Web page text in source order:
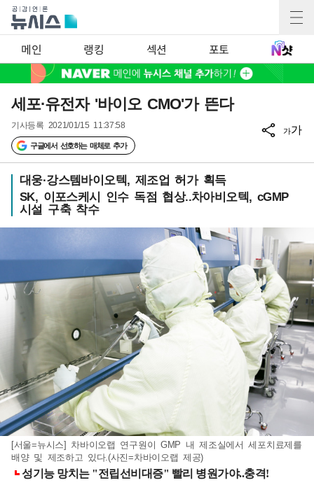
메인 랭킹 섹션 포토
세포·유전자 '바이오 CMO'가 뜬다
기사등록 2021/01/15 11:37:58
구글에서 선호하는 매체로 추가
가가
대웅·강스템바이오텍, 제조업 허가 획득
SK, 이포스케시 인수 독점 협상..차아비오텍, cGMP
시설 구축 착수
[서울=뉴시스] 차바이오랩 연구원이 GMP 내 제조실에서 세포치료제를
배양 및 제조하고 있다.(사진=차바이오랩 제공)